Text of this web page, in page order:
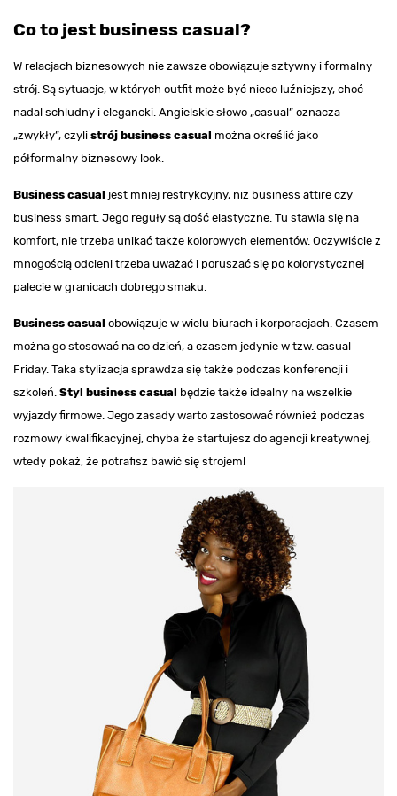
Co to jest business casual?
W relacjach biznesowych nie zawsze obowiązuje sztywny i formalny
strój. Są sytuacje, w których outfit może być nieco luźniejszy, choć
nadal schludny i elegancki. Angielskie słowo „casual” oznacza
„zwykły”, czyli strój business casual można określić jako
półformalny biznesowy look.
Business casual jest mniej restrykcyjny, niż business attire czy
business smart. Jego reguły są dość elastyczne. Tu stawia się na
komfort, nie trzeba unikać także kolorowych elementów. Oczywiście z
mnogością odcieni trzeba uważać i poruszać się po kolorystycznej
palecie w granicach dobrego smaku.
Business casual obowiązuje w wielu biurach i korporacjach. Czasem
można go stosować na co dzień, a czasem jedynie w tzw. casual
Friday. Taka stylizacja sprawdza się także podczas konferencji i
szkoleń. Styl business casual będzie także idealny na wszelkie
wyjazdy firmowe. Jego zasady warto zastosować również podczas
rozmowy kwalifikacyjnej, chyba że startujesz do agencji kreatywnej,
wtedy pokaż, że potrafisz bawić się strojem!